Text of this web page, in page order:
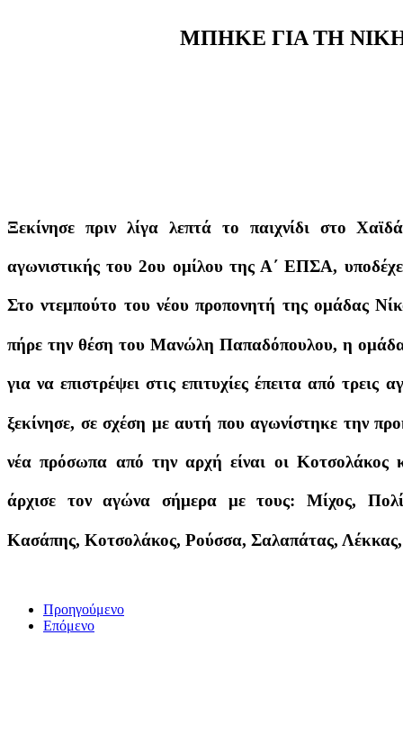
ΜΠΗΚΕ ΓΙΑ ΤΗ
Ξεκίνησε πριν λίγα λεπτά το παιχνίδι στο
αγωνιστικής του 2ου ομίλου της Α΄ ΕΠΣΑ,
Στο ντεμπούτο του νέου προπονητή της ομάδας
πήρε την θέση του Μανώλη Παπαδόπουλου, η ομάδα
για να επιστρέψει στις επιτυχίες έπειτα από
ξεκίνησε, σε σχέση με αυτή που αγωνίστηκε την
νέα πρόσωπα από την αρχή είναι οι
άρχισε τον αγώνα σήμερα με τους: Μίχος,
Κασάπης, Κοτσολάκος, Ρούσσα, Σαλαπάτας,
Προηγούμενο
Επόμενο